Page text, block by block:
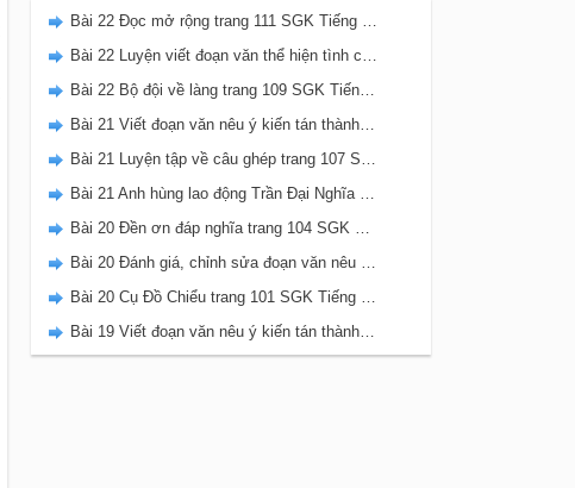
Bài 22 Đọc mở rộng trang 111 SGK Tiếng Việt 5 Kết nối tri thức tập 2
Bài 22 Luyện viết đoạn văn thể hiện tình cảm, cảm xúc về một sự việc trang 111 SGK Tiếng Việt 5 Kết nối tri thức tập 2
Bài 22 Bộ đội về làng trang 109 SGK Tiếng Việt 5 Kết nối tri thức tập 2
Bài 21 Viết đoạn văn nêu ý kiến tán thành một sự việc, hiện tượng (Bài viết số 2) trang 108 SGK Tiếng Việt 5 Kết nối tri thức tập 2
Bài 21 Luyện tập về câu ghép trang 107 SGK Tiếng Việt 5 Kết nối tri thức tập 2
Bài 21 Anh hùng lao động Trần Đại Nghĩa trang 106 SGK Tiếng Việt 5 Kết nối tri thức tập 2
Bài 20 Đền ơn đáp nghĩa trang 104 SGK Tiếng Việt 5 Kết nối tri thức tập 2
Bài 20 Đánh giá, chỉnh sửa đoạn văn nêu ý kiến tán thành một sự vật, hiện tượng trang 103 SGK Tiếng Việt 5 Kết nối tri thức tập 2
Bài 20 Cụ Đồ Chiểu trang 101 SGK Tiếng Việt 5 Kết nối tri thức tập 2
Bài 19 Viết đoạn văn nêu ý kiến tán thành một sự việc, hiện tượng (Bài viết số 1) trang 100 SGK Tiếng Việt 5 Kết nối tri thức tập 2